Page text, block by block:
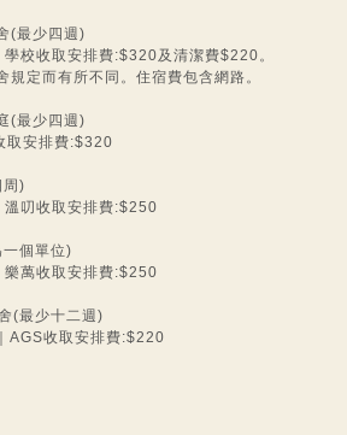
(最少四週)
校收取安排費:$320及清潔費$220。
規定而有所不同。住宿費包含網路。
(最少四週)
取安排費:$320
周)
叨收取安排費:$250
個單位)
萬收取安排費:$250
(最少十二週)
AGS收取安排費:$220